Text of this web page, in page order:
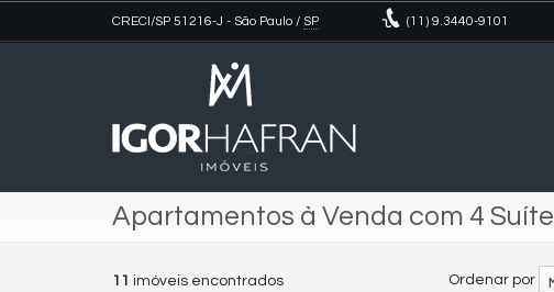
CRECI/SP 51216-J - São Paulo / SP (11) 9.3440-9101
Apartamentos à Venda com 4
11 imóveis encontrados Ordenar por